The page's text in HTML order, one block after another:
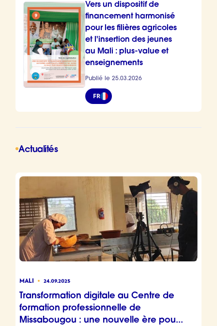
Vers un dispositif de
financement harmonisé
pour les filières agricoles
et l'insertion des jeunes
au Mali : plus-value et
enseignements
Publié le 25.03.2026
FR
Actualités
MALI 24.09.2025
Transformation digitale au Centre de
formation professionnelle de
Missabougou : une nouvelle ère pou...